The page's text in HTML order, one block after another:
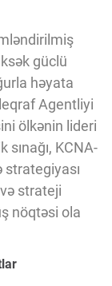
güclü
həyata
Agentliyi
ölkənin lideri
KCNA-
strategiyası
strateji
nöqtəsi ola